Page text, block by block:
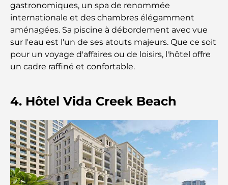
Les 7 meilleurs restaurants de Dubai Creek
Harbour où dîner
Les meilleures écoles de Dubai Marina : un guide
adapté aux familles
Restaurants à Dubai Hills : Les meilleures adresses
gourmandes d’un quartier en pleine expansion
Les meilleurs parcours de golf de championnat à
Dubaï
Résidences en bord de mer à Dubaï : le luxe au
bord de la mer
gastronomiques, un spa de renommée
internationale et des chambres élégamment
aménagées. Sa piscine à débordement avec vue
sur l'eau est l'un de ses atouts majeurs. Que ce soit
pour un voyage d'affaires ou de loisirs, l'hôtel offre
un cadre raffiné et confortable.
4. Hôtel Vida Creek Beach